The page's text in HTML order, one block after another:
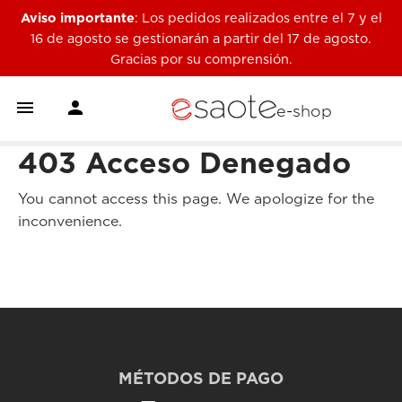
Aviso importante: Los pedidos realizados entre el 7 y el
16 de agosto se gestionarán a partir del 17 de agosto.
Gracias por su comprensión.
  e-shop
403 Acceso Denegado
You cannot access this page. We apologize for the
inconvenience.
MÉTODOS DE PAGO